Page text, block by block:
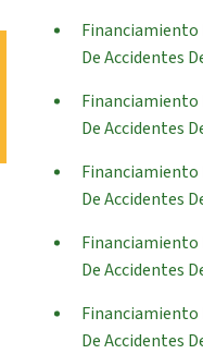
Financiamiento
De Accidentes
Financiamiento
De Accidentes
Financiamiento
De Accidentes
Financiamiento
De Accidentes
Financiamiento
De Accidentes